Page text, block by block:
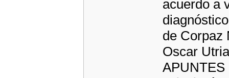
acuerdo a
de Corpaz
Oscar
APUNTES